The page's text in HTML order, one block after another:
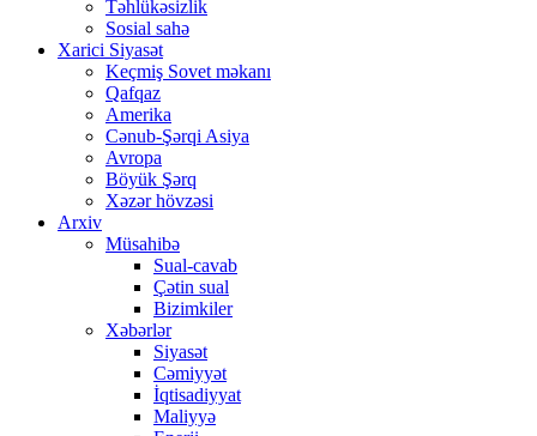
Təhlükəsizlik
Sosial sahə
Xarici Siyasət
Keçmiş Sovet məkanı
Qafqaz
Amerika
Cənub-Şərqi Asiya
Avropa
Böyük Şərq
Xəzər hövzəsi
Arxiv
Müsahibə
Sual-cavab
Çətin sual
Bizimkiler
Xəbərlər
Siyasət
Cəmiyyət
İqtisadiyyat
Maliyyə